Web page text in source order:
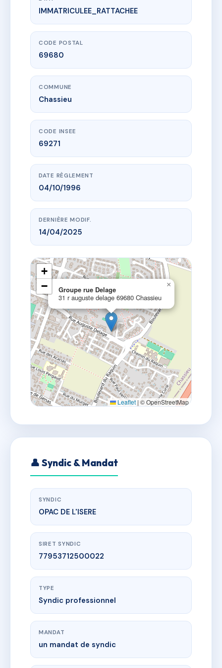
www.vme.plus/AA0013706
Groupe rue Delage
31 r auguste delage
IMMATRICULEE_RATTACHEE
CODE POSTAL
69680
COMMUNE
Chassieu
CODE INSEE
69271
DATE RÈGLEMENT
04/10/1996
DERNIÈRE MODIF.
14/04/2025
Groupe rue Delage
31 r auguste delage 69680 Chassieu
×
+
−
Leaflet | © OpenStreetMap
👤 Syndic & Mandat
SYNDIC
OPAC DE L'ISERE
SIRET SYNDIC
77953712500022
TYPE
Syndic professionnel
MANDAT
un mandat de syndic